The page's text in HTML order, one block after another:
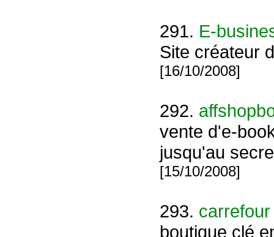
291. E-
Site créateur
[16/10/2008]
292.
vente d'e-
jusqu'au
[15/10/2008]
293.
boutique clé